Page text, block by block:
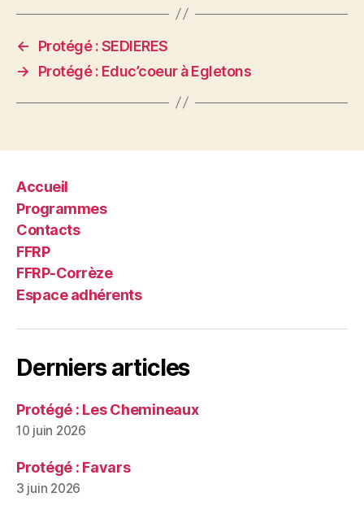
←
Protégé : SEDIERES
→
Protégé : Educ’coeur à Egletons
Accueil
Programmes
Contacts
FFRP
FFRP-Corrèze
Espace adhérents
Derniers articles
Protégé : Les Chemineaux
10 juin 2026
Protégé : Favars
3 juin 2026